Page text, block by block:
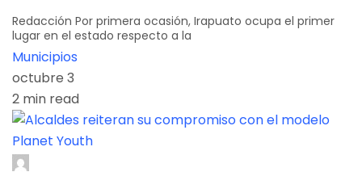
Redacción Por primera ocasión, Irapuato ocupa el primer
lugar en el estado respecto a la
Municipios
octubre 3
2 min read